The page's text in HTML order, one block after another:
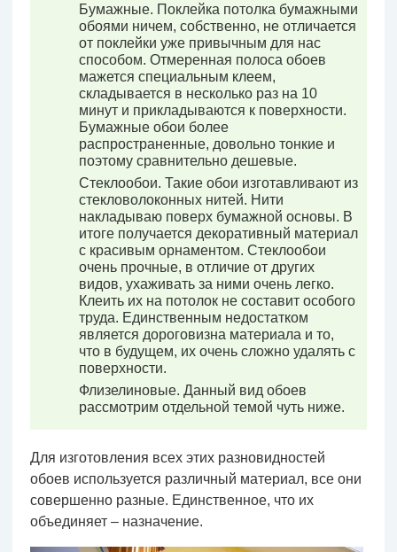
Бумажные. Поклейка потолка бумажными
обоями ничем, собственно, не отличается
от поклейки уже привычным для нас
способом. Отмеренная полоса обоев
мажется специальным клеем,
складывается в несколько раз на 10
минут и прикладываются к поверхности.
Бумажные обои более
распространенные, довольно тонкие и
поэтому сравнительно дешевые.
Стеклообои. Такие обои изготавливают из
стекловолоконных нитей. Нити
накладываю поверх бумажной основы. В
итоге получается декоративный материал
с красивым орнаментом. Стеклообои
очень прочные, в отличие от других
видов, ухаживать за ними очень легко.
Клеить их на потолок не составит особого
труда. Единственным недостатком
является дороговизна материала и то,
что в будущем, их очень сложно удалять с
поверхности.
Флизелиновые. Данный вид обоев
рассмотрим отдельной темой чуть ниже.
Для изготовления всех этих разновидностей
обоев используется различный материал, все они
совершенно разные. Единственное, что их
объединяет – назначение.